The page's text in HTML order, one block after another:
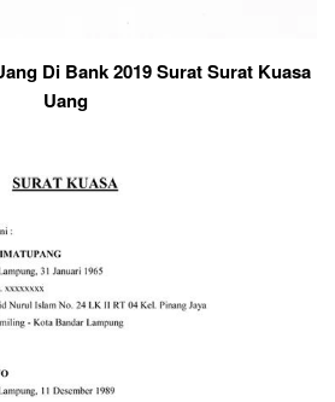
Di Bank 2019 Surat Surat Kuasa
Uang